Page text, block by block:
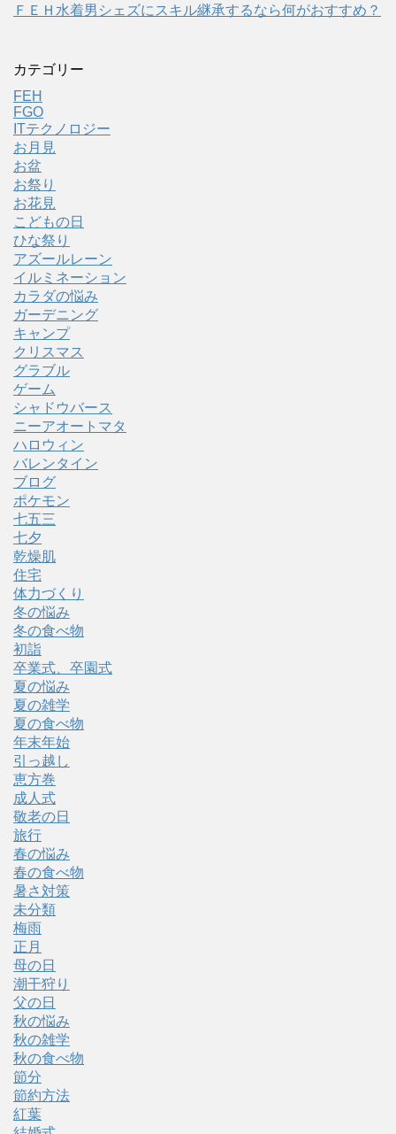
ＦＥＨ水着男シェズにスキル継承するなら何がおすすめ？
カテゴリー
FEH
FGO
ITテクノロジー
お月見
お盆
お祭り
お花見
こどもの日
ひな祭り
アズールレーン
イルミネーション
カラダの悩み
ガーデニング
キャンプ
クリスマス
グラブル
ゲーム
シャドウバース
ニーアオートマタ
ハロウィン
バレンタイン
ブログ
ポケモン
七五三
七夕
乾燥肌
住宅
体力づくり
冬の悩み
冬の食べ物
初詣
卒業式、卒園式
夏の悩み
夏の雑学
夏の食べ物
年末年始
引っ越し
恵方巻
成人式
敬老の日
旅行
春の悩み
春の食べ物
暑さ対策
未分類
梅雨
正月
母の日
潮干狩り
父の日
秋の悩み
秋の雑学
秋の食べ物
節分
節約方法
紅葉